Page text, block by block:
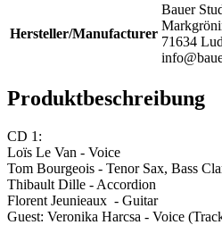
Hersteller/Manufacturer
Bauer
71634
Produktbeschreibung
CD 1:
Loïs Le Van - Voice
Tom Bourgeois - Tenor Sax, Bass
Thibault Dille - Accordion
Florent Jeunieaux - Guitar
Guest: Veronika Harcsa - Voice